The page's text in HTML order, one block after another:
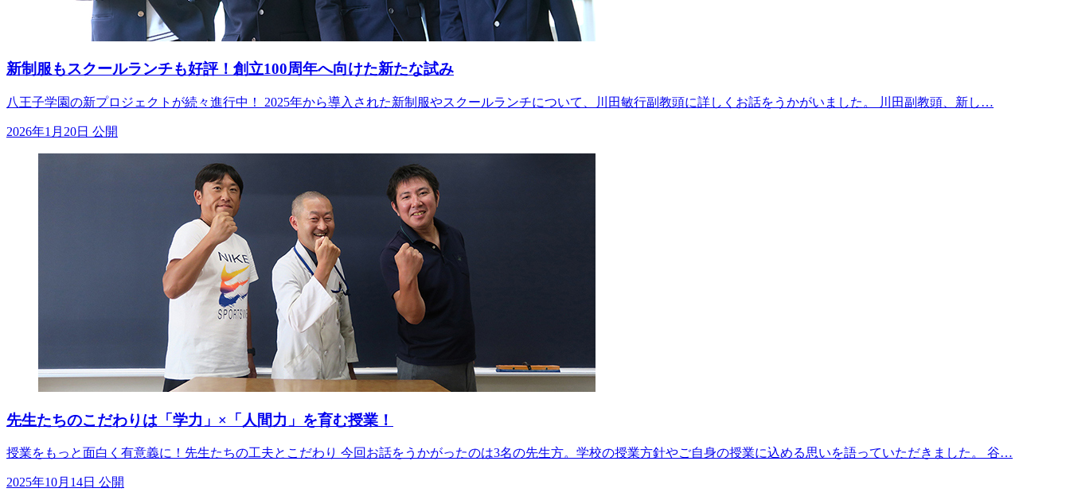
新制服もスクールランチも好評！創立100周年へ向けた新たな試み
八王子学園の新プロジェクトが続々進行中！ 2025年から導入された新制服やスクールランチについて、川田敏行副教頭に詳しくお話をうかがいました。 川田副教頭、新し…
2026年1月20日 公開
先生たちのこだわりは「学力」×「人間力」を育む授業！
授業をもっと面白く有意義に！先生たちの工夫とこだわり 今回お話をうかがったのは3名の先生方。学校の授業方針やご自身の授業に込める思いを語っていただきました。 谷…
2025年10月14日 公開